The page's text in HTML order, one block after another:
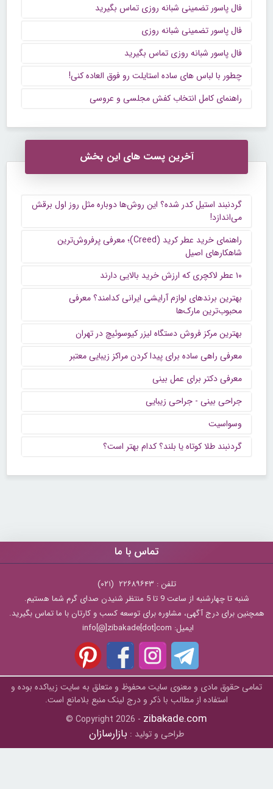
فال پاسور تضمینی شبانه روزی تماس بگیرید
فال پاسور تضمینی شبانه روزی
فال پاسور شبانه روزی تماس بگیرید
چطور با لباس های ساده استایلت رو فوق العاده کنی!
راهنمای کامل انتخاب کفش مجلسی و عروسی
آخرین پست های این بخش
گردنبند استیل کدر شده؟ این روش‌ها دوباره مثل روز اول برقش
می‌اندازد!
راهنمای خرید عطر کرید (Creed)؛ معرفی پرفروش‌ترین
شاهکارهای اصیل
۱۰ عطر لاکچری که ارزش خرید بالایی دارند
بهترین برندهای لوازم آرایشی ایرانی کدامند؟ معرفی
محبوب‌ترین مارک‌ها
بهترین مرکز فروش دستگاه لیزر کیوسوئیچ در تهران
معرفی راهی ساده برای پیدا کردن مراکز زیبایی معتبر
معرفی دکتر برای عمل بینی
جراحی بینی - جراحی زیبایی
وسواسیت
گردنبند طلا کوتاه یا بلند؟ کدام بهتر است؟
تماس با ما
تلفن : ۲۲۶۸۹۶۴۳ (۰۲۱)
شنبه تا چهارشنبه از ساعت 9 تا 5 منتظر شنیدن صدای گرم شما هستیم.
همچنین برای درج آگهی، مشاوره برای توسعه کسب و کارتان با ما تماس بگیرید.
ایمیل: info[@]zibakade[dot]com
تمامی حقوق مادی و معنوی سایت محفوظ و متعلق به سايت زیباکده بوده و
استفاده از مطالب با ذکر و درج لینک منبع بلامانع است.
© Copyright 2026 - zibakade.com
طراحی و تولید : بازارسازان